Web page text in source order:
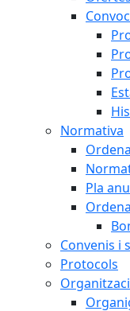
Normativa
Pla
Convenis i
Protocols